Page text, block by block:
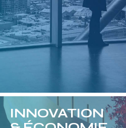
INNOVATION